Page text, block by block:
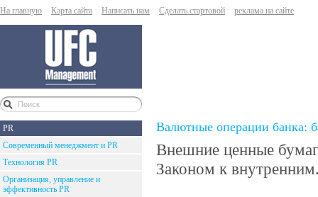
На главную Карта сайта Написать нам Сделать стартовой реклама на сайте
PR
Современный менеджмент и PR
Технология PR
Организация, управление и
эффективность PR
Валютные операции банка:
Внешние ценные
Законом к